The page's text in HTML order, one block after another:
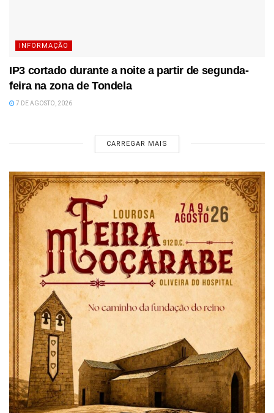
INFORMAÇÃO
IP3 cortado durante a noite a partir de segunda-
feira na zona de Tondela
7 DE AGOSTO, 2026
CARREGAR MAIS